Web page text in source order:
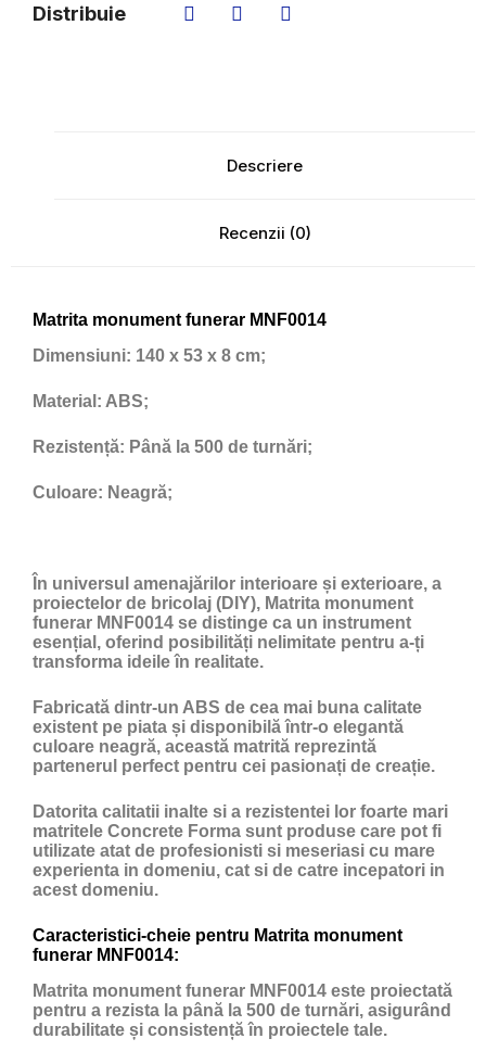
Distribuie
Descriere
Recenzii (0)
Matrita monument funerar MNF0014
Dimensiuni: 140 x 53 x 8 cm;
Material: ABS;
Rezistență: Până la 500 de turnări;
Culoare: Neagră;
În universul amenajărilor interioare și exterioare, a
proiectelor de bricolaj (DIY), Matrita monument
funerar MNF0014 se distinge ca un instrument
esențial, oferind posibilități nelimitate pentru a-ți
transforma ideile în realitate.
Fabricată dintr-un ABS de cea mai buna calitate
existent pe piata și disponibilă într-o elegantă
culoare neagră, această matrită reprezintă
partenerul perfect pentru cei pasionați de creație.
Datorita calitatii inalte si a rezistentei lor foarte mari
matritele Concrete Forma sunt produse care pot fi
utilizate atat de profesionisti si meseriasi cu mare
experienta in domeniu, cat si de catre incepatori in
acest domeniu.
Caracteristici-cheie pentru Matrita monument
funerar MNF0014:
Matrita monument funerar MNF0014 este proiectată
pentru a rezista la până la 500 de turnări, asigurând
durabilitate și consistență în proiectele tale.